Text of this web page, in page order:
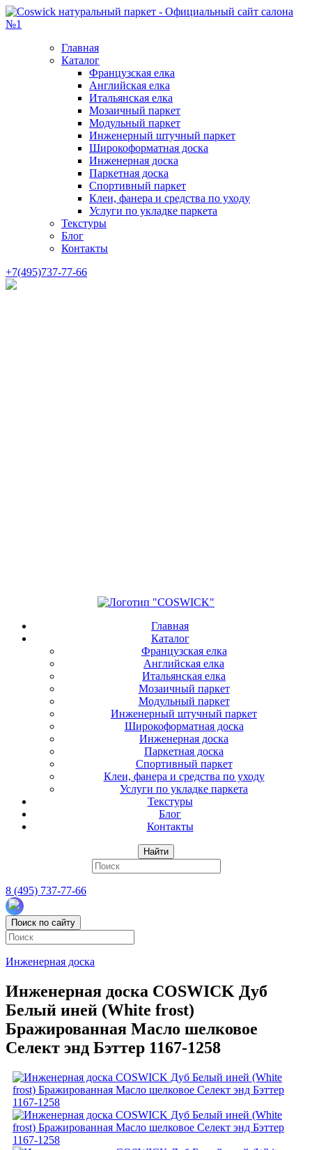
Главная
Каталог
Французская елка
Английская елка
Итальянская елка
Мозаичный паркет
Модульный паркет
Инженерный штучный паркет
Широкоформатная доска
Инженерная доска
Паркетная доска
Спортивный паркет
Клеи, фанера и средства по уходу
Услуги по укладке паркета
Текстуры
Блог
Контакты
+7(495)737-77-66
Главная
Каталог
Французская елка
Английская елка
Итальянская елка
Мозаичный паркет
Модульный паркет
Инженерный штучный паркет
Широкоформатная доска
Инженерная доска
Паркетная доска
Спортивный паркет
Клеи, фанера и средства по уходу
Услуги по укладке паркета
Текстуры
Блог
Контакты
Найти
8 (495) 737-77-66
Поиск по сайту
Инженерная доска
Инженерная доска COSWICK Дуб
Белый иней (White frost)
Бражированная Масло шелковое
Селект энд Бэттер 1167-1258